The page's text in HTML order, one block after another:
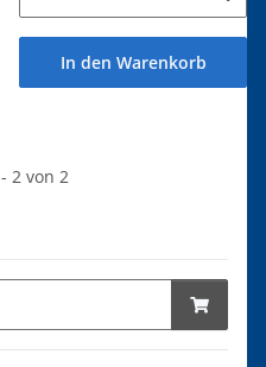
In den Warenkorb
2 von 2